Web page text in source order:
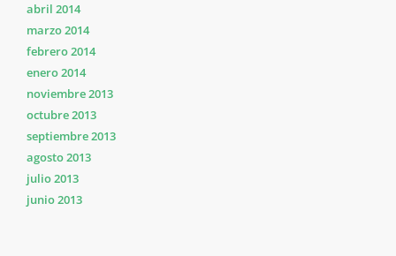
abril 2014
marzo 2014
febrero 2014
enero 2014
noviembre 2013
octubre 2013
septiembre 2013
agosto 2013
julio 2013
junio 2013